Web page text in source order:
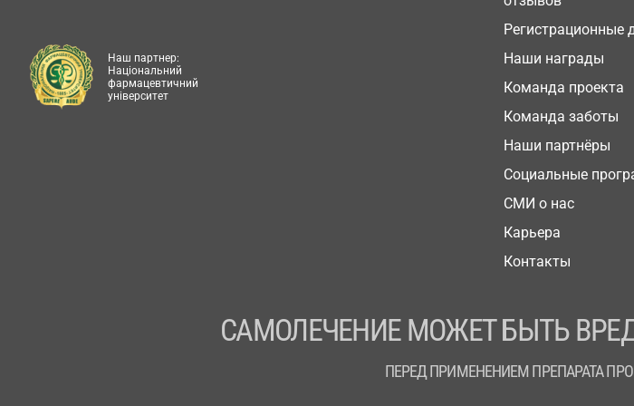
Регистрационные
Наши награды
Команда проекта
Команда заботы
Наши партнёры
Социальные
СМИ о нас
Карьера
Контакты
Наш партнер:
Національний
фармацевтичний
університет
САМОЛЕЧЕНИЕ МОЖЕТ БЫТЬ
ПЕРЕД ПРИМЕНЕНИЕМ ПРЕПАРАТА